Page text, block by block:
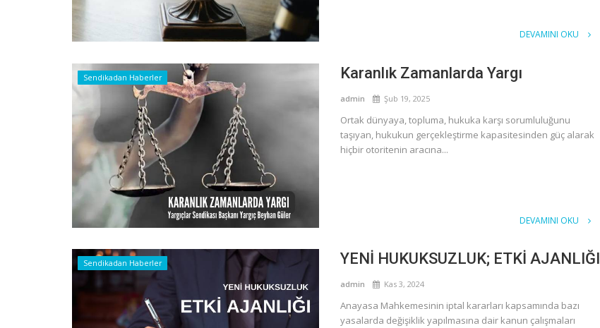
DEVAMINI OKU
Sendikadan Haberler Karanlık Zamanlarda Yargı
admin Şub 19, 2025
Ortak dünyaya, topluma, hukuka karşı sorumluluğunu
taşıyan, hukukun gerçekleştirme kapasitesinden güç alarak
hiçbir otoritenin aracına...
DEVAMINI OKU
Sendikadan Haberler YENİ HUKUKSUZLUK; ETKİ AJANLIĞI
admin Kas 3, 2024
Anayasa Mahkemesinin iptal kararları kapsamında bazı
yasalarda değişiklik yapılmasına dair kanun çalışmaları